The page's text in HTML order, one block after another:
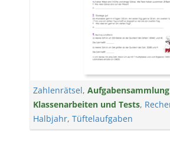
Zahlenrätsel,
Klassenarbeiten und Tests,
Halbjahr, Tüftelaufgaben